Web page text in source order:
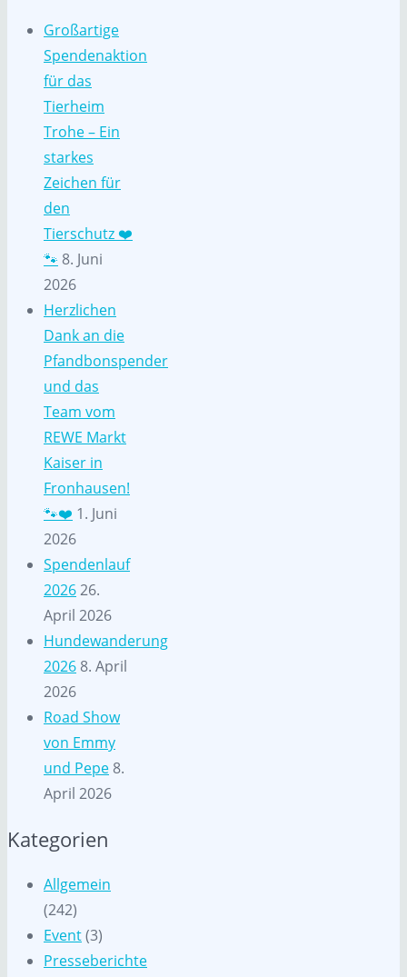
Großartige
Spendenaktion
für das
Tierheim
Trohe – Ein
starkes
Zeichen für
den
Tierschutz ❤️
🐾 8. Juni
2026
Herzlichen
Dank an die
Pfandbonspender
und das
Team vom
REWE Markt
Kaiser in
Fronhausen!
🐾❤️ 1. Juni
2026
Spendenlauf
202626.
April 2026
Hundewanderung
2026 8. April
2026
Road Show
von Emmy
und Pepe 8.
April 2026
Kategorien
Allgemein
(242)
Event(3)
Presseberichte